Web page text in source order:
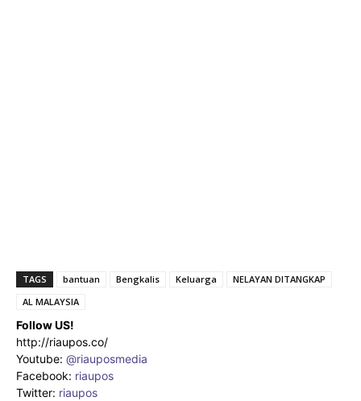
TAGS bantuan Bengkalis Keluarga
NELAYAN DITANGKAP
AL MALAYSIA
Follow US!
http://riaupos.co/
Youtube: @riauposmedia
Facebook: riaupos
Twitter: riaupos